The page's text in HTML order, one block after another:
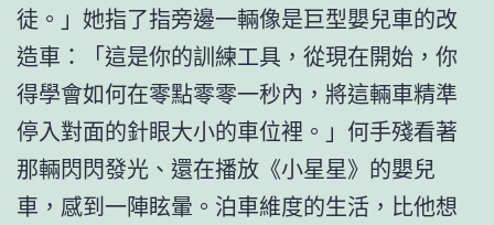
徒。」她指了指旁邊一輛像是巨型嬰兒車的改
造車：「這是你的訓練工具，從現在開始，你
得學會如何在零點零零一秒內，將這輛車精準
停入對面的針眼大小的車位裡。」何手殘看著
那輛閃閃發光、還在播放《小星星》的嬰兒
車，感到一陣眩暈。泊車維度的生活，比他想